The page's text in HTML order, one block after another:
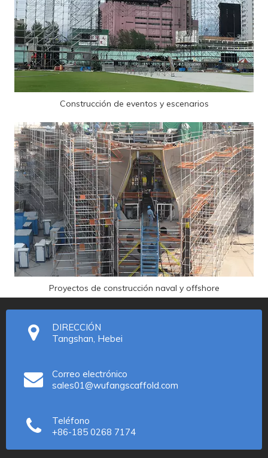
Construcción de eventos y escenarios
Proyectos de construcción naval y offshore
DIRECCIÓN
Tangshan, Hebei
Correo electrónico
sales01@wufangscaffold.com
Teléfono
+86-185 0268 7174